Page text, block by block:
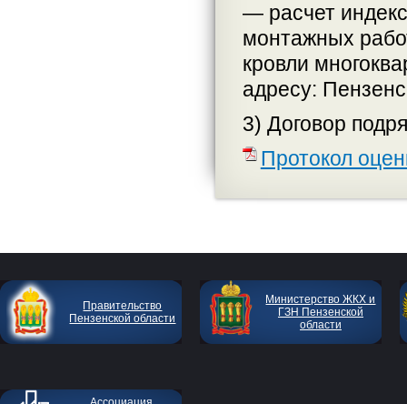
— расчет
монтажных
кровли
адресу:
3) Договор
Протокол
Правительство
Пензенской области
Министерство ЖКХ и
ГЗН Пензенской
области